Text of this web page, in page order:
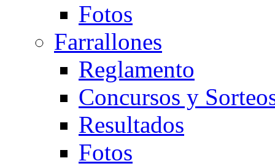
Fotos
Farrallones
Reglamento
Concursos y
Resultados
Fotos